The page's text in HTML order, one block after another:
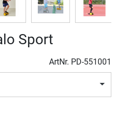
Sport
ArtNr. PD-551001